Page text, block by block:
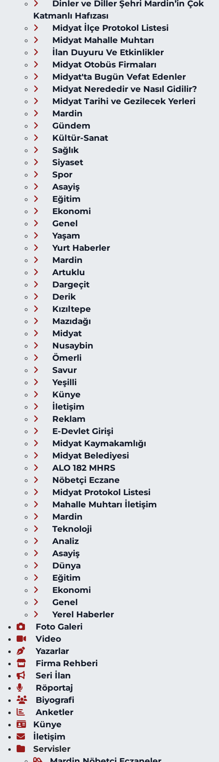
Dinler ve Diller Şehri Mardin’in Çok
Katmanlı Hafızası
Midyat İlçe Protokol Listesi
Midyat Mahalle Muhtarı
İlan Duyuru Ve Etkinlikler
Midyat Otobüs Firmaları
Midyat'ta Bugün Vefat Edenler
Midyat Nerededir ve Nasıl Gidilir?
Midyat Tarihi ve Gezilecek Yerleri
Mardin
Gündem
Kültür-Sanat
Sağlık
Siyaset
Spor
Asayiş
Eğitim
Ekonomi
Genel
Yaşam
Yurt Haberler
Mardin
Artuklu
Dargeçit
Derik
Kızıltepe
Mazıdağı
Midyat
Nusaybin
Ömerli
Savur
Yeşilli
Künye
İletişim
Reklam
E-Devlet Girişi
Midyat Kaymakamlığı
Midyat Belediyesi
ALO 182 MHRS
Nöbetçi Eczane
Midyat Protokol Listesi
Mahalle Muhtarı İletişim
Mardin
Teknoloji
Analiz
Asayiş
Dünya
Eğitim
Ekonomi
Genel
Yerel Haberler
Foto Galeri
Video
Yazarlar
Firma Rehberi
Seri İlan
Röportaj
Biyografi
Anketler
Künye
İletişim
Servisler